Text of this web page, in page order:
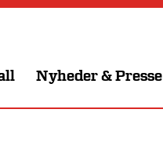
Nyheder & Presse